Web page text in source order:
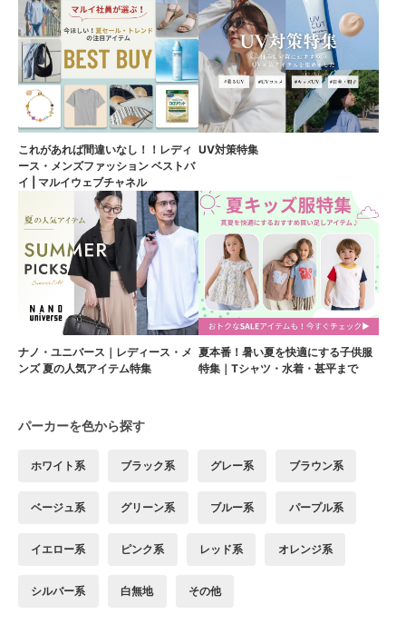
これがあれば間違いなし！！レディ
ース・メンズファッション ベストバ
イ | マルイウェブチャネル
UV対策特集
ナノ・ユニバース｜レディース・メ
ンズ 夏の人気アイテム特集
夏本番！暑い夏を快適にする子供服
特集｜Tシャツ・水着・甚平まで
パーカーを色から探す
ホワイト系 ブラック系 グレー系 ブラウン系
ベージュ系 グリーン系 ブルー系 パープル系
イエロー系 ピンク系 レッド系 オレンジ系
シルバー系 白無地 その他